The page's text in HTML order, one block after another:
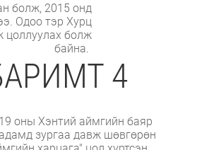
болж, 2015 онд
Одоо тэр Хурц
цоллуулах болж
байна.
4
оны Хэнтий аймгийн баяр
зургаа давж шөвгөрөн